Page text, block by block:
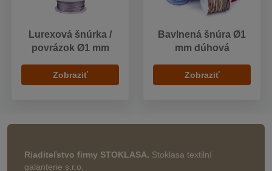
Lurexová šnúrka /
povrázok Ø1 mm
Zobraziť
Bavlnená šnúra Ø1
mm dúhová
Zobraziť
Riaditeľstvo firmy STOKLASA. Stoklasa textilní
galanterie s.r.o.